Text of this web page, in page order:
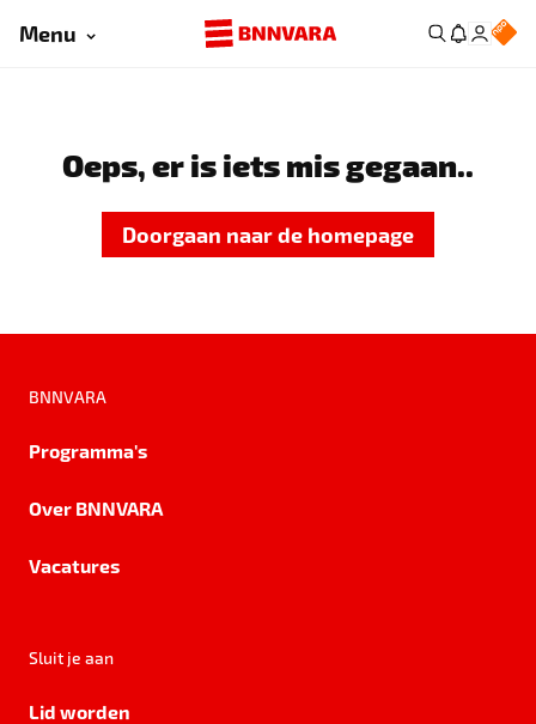
Menu
Oeps, er is iets mis gegaan..
Doorgaan naar de homepage
BNNVARA
Programma's
Over BNNVARA
Vacatures
Sluit je aan
Lid worden